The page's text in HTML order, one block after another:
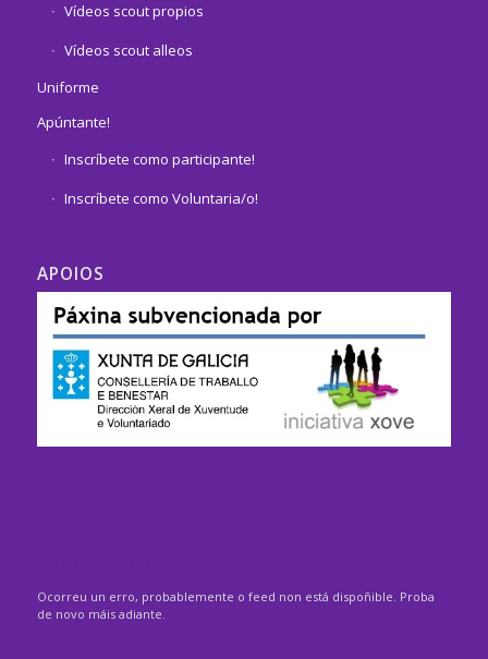
Vídeos scout propios
Vídeos scout alleos
Uniforme
Apúntante!
Inscríbete como participante!
Inscríbete como Voluntaria/o!
APOIOS
Ocorreu un erro, probablemente o feed non está dispoñible. Proba
de novo máis adiante.